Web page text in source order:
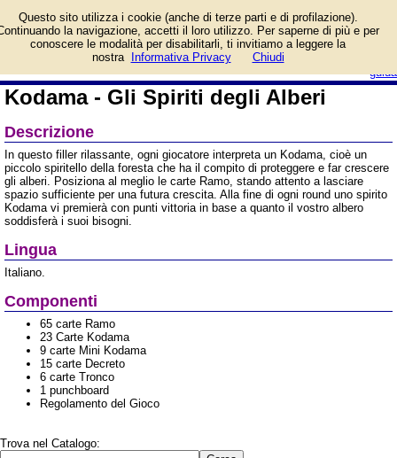
guida
Gli Spiriti degli Alberi e
prezzo di vendita.
Prodotto da Pendragon Games
Kodama - Gli Spiriti degli Alberi
Descrizione
In questo filler rilassante, ogni giocatore interpreta un Kodama, cioè un
piccolo spiritello della foresta che ha il compito di proteggere e far crescere
gli alberi. Posiziona al meglio le carte Ramo, stando attento a lasciare
spazio sufficiente per una futura crescita. Alla fine di ogni round uno spirito
Kodama vi premierà con punti vittoria in base a quanto il vostro albero
soddisferà i suoi bisogni.
Lingua
Italiano.
Componenti
65 carte Ramo
23 Carte Kodama
9 carte Mini Kodama
15 carte Decreto
6 carte Tronco
1 punchboard
Regolamento del Gioco
Trova nel Catalogo:
Questo sito utilizza i cookie (anche di terze parti e di profilazione).
la navigazione, accetti il loro utilizzo. Per saperne di più e per
conoscere le modalità per disabilitarli, ti invitiamo a leggere la
nostra
Informativa Privacy Chiudi